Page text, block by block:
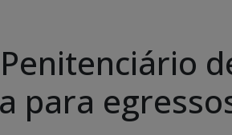
para